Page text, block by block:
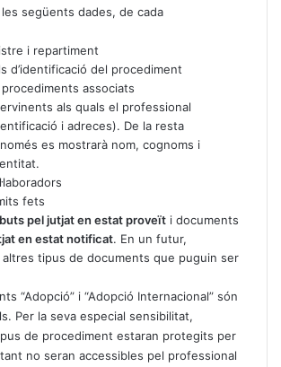
següents dades, de cada
i repartiment
d’identificació del procediment
procediments associats
als quals el professional
i adreces). De la resta
es mostrarà nom, cognoms i
fets
pel jutjat en estat proveït i documents
en estat notificat. En un futur,
altres tipus de documents que puguin ser
“Adopció” i “Adopció Internacional” són
Per la seva especial sensibilitat,
de procediment estaran protegits per
no seran accessibles pel professional